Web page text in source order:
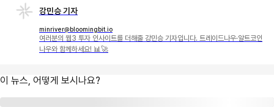
강민승 기자
minriver@bloomingbit.io
여러분의 웹3 투자 인사이트를 더해줄 강민승 기자입니다. 트레이드나우·알트코인
나우와 함께하세요! 📊🚀
이 뉴스, 어떻게 보시나요?